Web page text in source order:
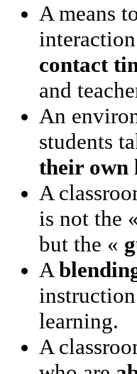
A means
contact
and
An
students
their own
A
is not the
but the «
A
learning.
A